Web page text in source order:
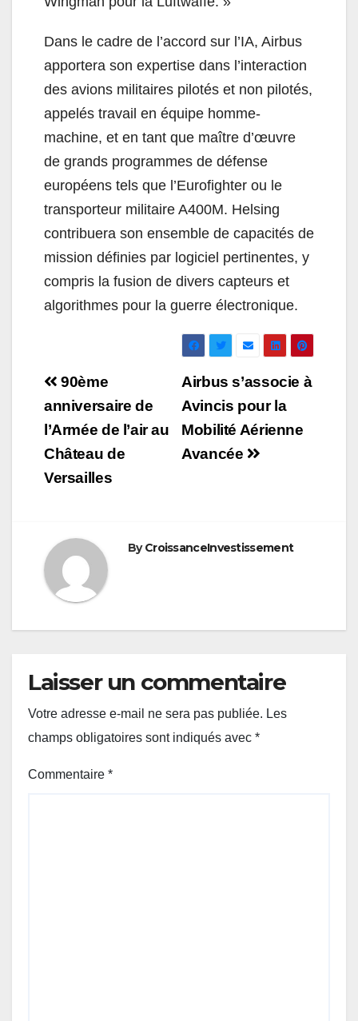
Dans le cadre de l’accord sur l’IA, Airbus
apportera son expertise dans l’interaction
des avions militaires pilotés et non pilotés,
appelés travail en équipe homme-
machine, et en tant que maître d’œuvre
de grands programmes de défense
européens tels que l’Eurofighter ou le
transporteur militaire A400M. Helsing
contribuera son ensemble de capacités de
mission définies par logiciel pertinentes, y
compris la fusion de divers capteurs et
algorithmes pour la guerre électronique.
Navigation
de
l’article
Airbus s’associe à
Avincis pour la
Mobilité Aérienne
Avancée
90ème
anniversaire de
l’Armée de l’air au
Château de
Versailles
ByCroissanceInvestissement
Laisser un commentaire
Votre adresse e-mail ne sera pas publiée. Les
champs obligatoires sont indiqués avec *
Commentaire *